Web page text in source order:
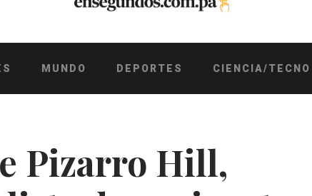
MUNDO DEPORTES CIENCIA/TECNO
Pizarro Hill,